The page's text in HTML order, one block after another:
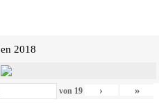
2018
von 19 › »